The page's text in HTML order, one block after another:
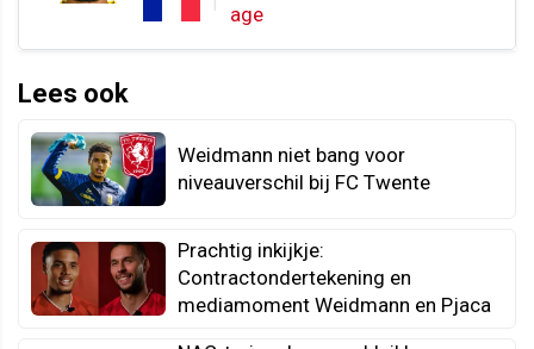
age
Lees ook
Weidmann niet bang voor
niveauverschil bij FC Twente
Prachtig inkijkje:
Contractondertekening en
mediamoment Weidmann en Pjaca